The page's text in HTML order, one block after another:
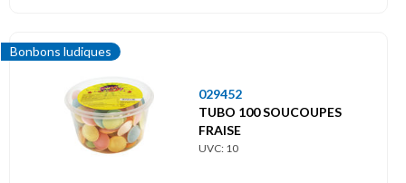
Bonbons ludiques
029452
TUBO 100 SOUCOUPES
FRAISE
UVC: 10